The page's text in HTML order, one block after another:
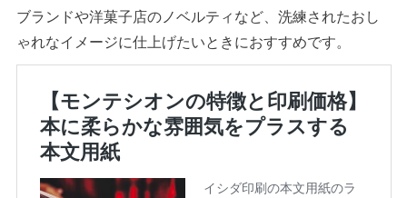
ブランドや洋菓子店のノベルティなど、洗練されたおし
ゃれなイメージに仕上げたいときにおすすめです。